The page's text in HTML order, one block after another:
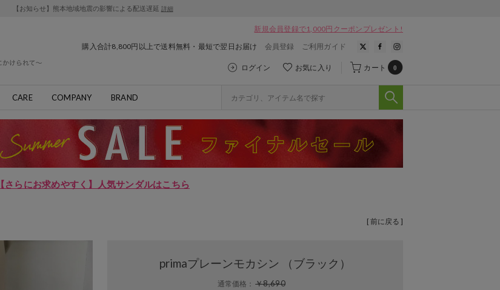
【お知らせ】熊本地域地震の影響による配送遅延 詳細
新規会員登録で1,000円クーポンプレゼント!
購入合計8,800円以上で送料無料・最短で翌日お届け
会員登録 ご利用ガイド
ログイン お気に入り カート 0
CARE COMPANY BRAND
【さらにお求めやすく】人気サンダルはこちら
[ 前に戻る ]
primaプレーンモカシン （ブラック）
通常価格：￥8,690